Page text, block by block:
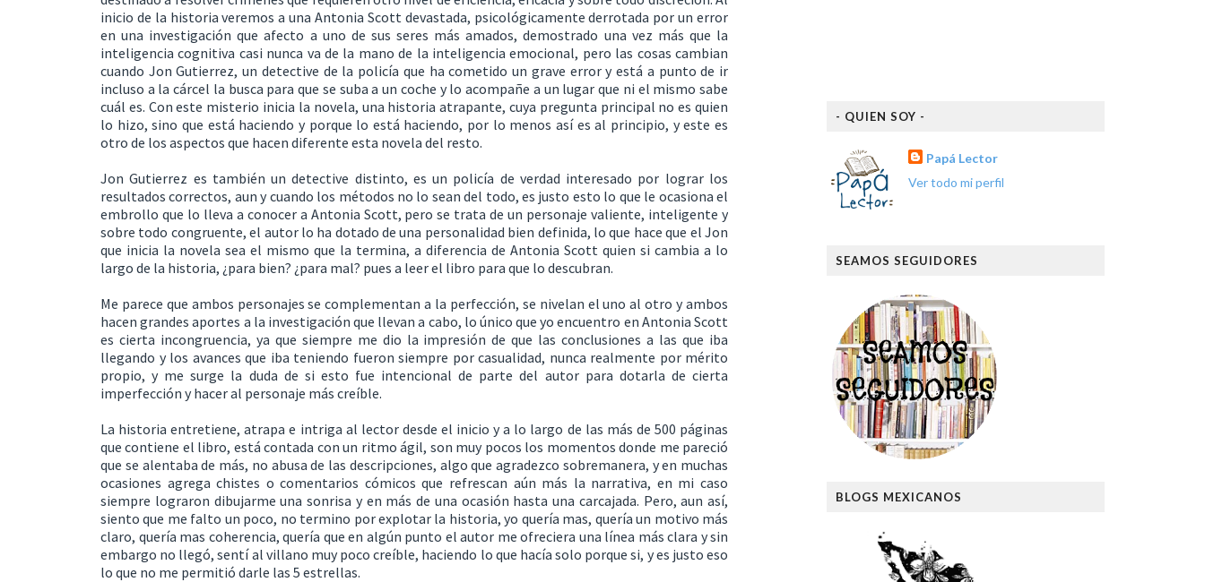
inicio de la historia veremos a una Antonia Scott devastada, psicológicamente derrotada por un error
en una investigación que afecto a uno de sus seres más amados, demostrado una vez más que la
inteligencia cognitiva casi nunca va de la mano de la inteligencia emocional, pero las cosas cambian
cuando Jon Gutierrez, un detective de la policía que ha cometido un grave error y está a punto de ir
incluso a la cárcel la busca para que se suba a un coche y lo acompañe a un lugar que ni el mismo sabe
cuál es. Con este misterio inicia la novela, una historia atrapante, cuya pregunta principal no es quien
lo hizo, sino que está haciendo y porque lo está haciendo, por lo menos así es al principio, y este es
otro de los aspectos que hacen diferente esta novela del resto.
Jon Gutierrez es también un detective distinto, es un policía de verdad interesado por lograr los
resultados correctos, aun y cuando los métodos no lo sean del todo, es justo esto lo que le ocasiona el
embrollo que lo lleva a conocer a Antonia Scott, pero se trata de un personaje valiente, inteligente y
sobre todo congruente, el autor lo ha dotado de una personalidad bien definida, lo que hace que el Jon
que inicia la novela sea el mismo que la termina, a diferencia de Antonia Scott quien si cambia a lo
largo de la historia, ¿para bien? ¿para mal? pues a leer el libro para que lo descubran.
Me parece que ambos personajes se complementan a la perfección, se nivelan el uno al otro y ambos
hacen grandes aportes a la investigación que llevan a cabo, lo único que yo encuentro en Antonia Scott
es cierta incongruencia, ya que siempre me dio la impresión de que las conclusiones a las que iba
llegando y los avances que iba teniendo fueron siempre por casualidad, nunca realmente por mérito
propio, y me surge la duda de si esto fue intencional de parte del autor para dotarla de cierta
imperfección y hacer al personaje más creíble.
La historia entretiene, atrapa e intriga al lector desde el inicio y a lo largo de las más de 500 páginas
que contiene el libro, está contada con un ritmo ágil, son muy pocos los momentos donde me pareció
que se alentaba de más, no abusa de las descripciones, algo que agradezco sobremanera, y en muchas
ocasiones agrega chistes o comentarios cómicos que refrescan aún más la narrativa, en mi caso
siempre lograron dibujarme una sonrisa y en más de una ocasión hasta una carcajada. Pero, aun así,
siento que me falto un poco, no termino por explotar la historia, yo quería mas, quería un motivo más
claro, quería mas coherencia, quería que en algún punto el autor me ofreciera una línea más clara y sin
embargo no llegó, sentí al villano muy poco creíble, haciendo lo que hacía solo porque si, y es justo eso
lo que no me permitió darle las 5 estrellas.
- QUIEN SOY -
Papá Lector
Ver todo mi perfil
SEAMOS SEGUIDORES
BLOGS MEXICANOS